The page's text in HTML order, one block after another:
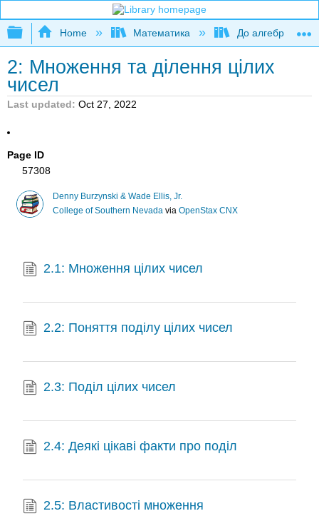
Expand/collapse global hierarchy
Home Математика До алгебри
2: Множення та ділення цілих
чисел
Last updated Oct 27, 2022
Page ID
57308
Denny Burzynski & Wade Ellis, Jr.
College of Southern Nevada via OpenStax CNX
2.1: Множення цілих чисел
2.2: Поняття поділу цілих чисел
2.3: Поділ цілих чисел
2.4: Деякі цікаві факти про поділ
2.5: Властивості множення